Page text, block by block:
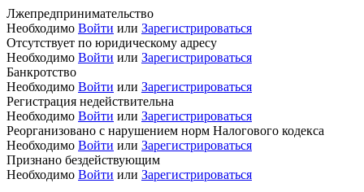
Лжепредпринимательство
Необходимо Войти или Зарегистрироваться
Отсутствует по юридическому адресу
Необходимо Войти или Зарегистрироваться
Банкротство
Необходимо Войти или Зарегистрироваться
Регистрация недействительна
Необходимо Войти или Зарегистрироваться
Реорганизовано с нарушением норм Налогового кодекса
Необходимо Войти или Зарегистрироваться
Признано бездействующим
Необходимо Войти или Зарегистрироваться